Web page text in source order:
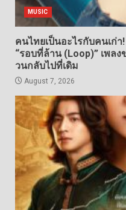
MUSIC
คนไทยเป็นอะไรกับคนเก่า!
“รอบที่ล้าน (Loop)” เพล
วนกลับไปที่เดิม
August 7, 2026